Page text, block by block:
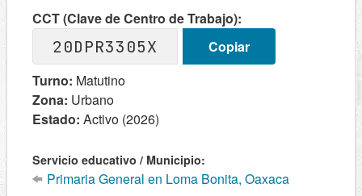
CCT (Clave de Centro de Trabajo):
20DPR3305X
Copiar
Turno: Matutino
Zona: Urbano
Estado: Activo (2026)
Servicio educativo / Municipio:
Primaria General en Loma Bonita, Oaxaca